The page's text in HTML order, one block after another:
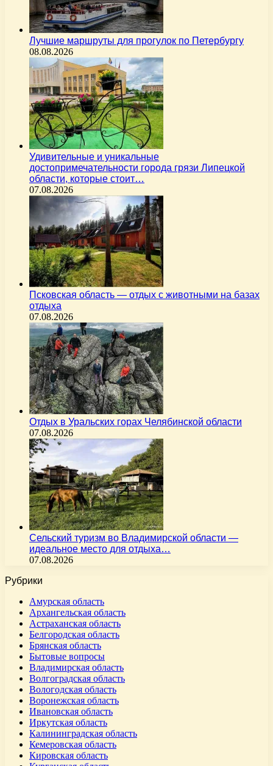
Лучшие маршруты для прогулок по Петербургу
08.08.2026
Удивительные и уникальные
достопримечательности города грязи Липецкой
области, которые стоит…
07.08.2026
Псковская область — отдых с животными на базах
отдыха
07.08.2026
Отдых в Уральских горах Челябинской области
07.08.2026
Сельский туризм во Владимирской области —
идеальное место для отдыха…
07.08.2026
Рубрики
Амурская область
Архангельская область
Астраханская область
Белгородская область
Брянская область
Бытовые вопросы
Владимирская область
Волгоградская область
Вологодская область
Воронежская область
Ивановская область
Иркутская область
Калининградская область
Кемеровская область
Кировская область